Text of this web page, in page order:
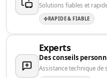
Solutions fiables et
RAPIDE & FIABLE
Experts
Des conseils
Assistance technique de